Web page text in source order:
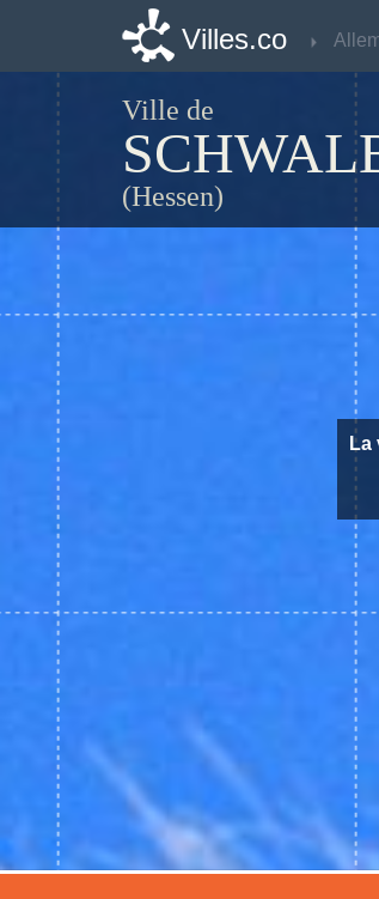
Villes.co
Ville de
(Hessen)
La
Villes.co